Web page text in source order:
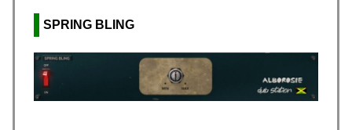
SPRING BLING